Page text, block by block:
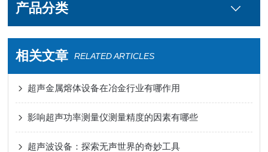
产品分类
相关文章 RELATED ARTICLES
超声金属熔体设备在冶金行业有哪作用
影响超声功率测量仪测量精度的因素有哪些
超声波设备：探索无声世界的奇妙工具